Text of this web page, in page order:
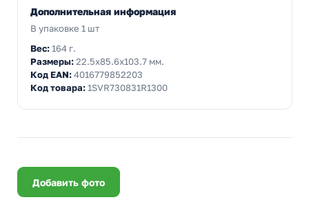
Дополнительная информация
В упаковке 1 шт
Вес:164 г.
Размеры:22.5x85.6x103.7 мм.
Код EAN:4016779852203
Код товара:1SVR730831R1300
Добавить фото